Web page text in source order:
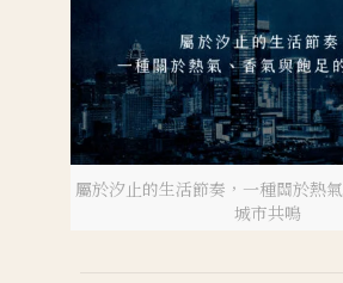
屬於汐止的生活節奏，一種關於熱
城市共鳴